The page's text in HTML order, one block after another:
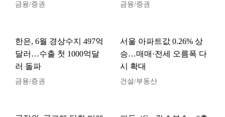
금융/증권 금융/증권
한은, 6월 경상수지 497억
달러…수출 첫 1000억달
러 돌파
금융/증권
서울 아파트값 0.26% 상
승…매매·전세 오름폭 다
시 확대
건설/부동산